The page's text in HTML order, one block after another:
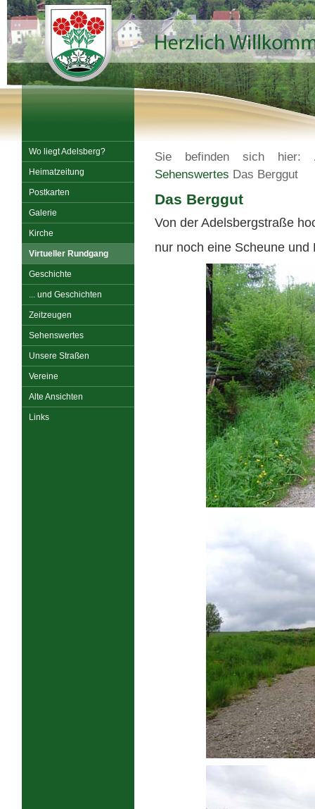
Wo liegt Adelsberg?
Heimatzeitung
Postkarten
Galerie
Kirche
Virtueller Rundgang
Geschichte
... und Geschichten
Zeitzeugen
Sehenswertes
Unsere Straßen
Vereine
Alte Ansichten
Links
Sie befinden sich hier:
Sehenswertes Das Berggut
Das Berggut
Von der Adelsbergstraße
nur noch eine Scheune